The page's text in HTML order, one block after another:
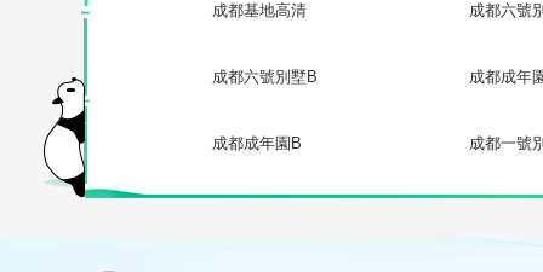
成都基地高清 成都六號
成都六號別墅B 成都成年
成都成年園B 成都一號